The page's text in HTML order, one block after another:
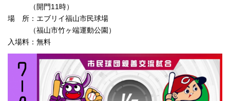
（開門11時）
場 所：エブリイ福山市民球場
（福山市竹ヶ端運動公園）
入場料：無料